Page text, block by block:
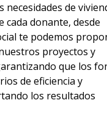
necesidades de
cada donante, desde
te podemos
proyectos y
que los
de eficiencia y
los resultados